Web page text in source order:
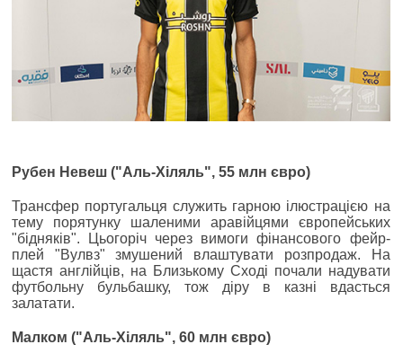
Рубен Невеш ("Аль-Хіляль", 55 млн євро)
Трансфер португальця служить гарною ілюстрацією на
тему порятунку шаленими аравійцями європейських
"бідняків". Цьогоріч через вимоги фінансового фейр-
плей "Вулвз" змушений влаштувати розпродаж. На
щастя англійців, на Близькому Сході почали надувати
футбольну бульбашку, тож діру в казні вдасться
залатати.
Малком ("Аль-Хіляль", 60 млн євро)